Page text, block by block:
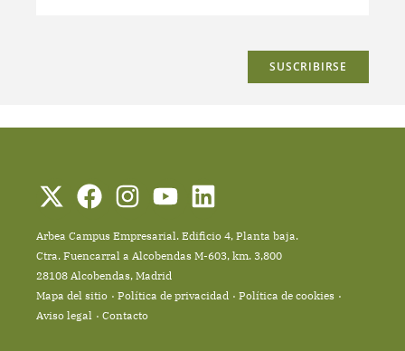
Arbea Campus Empresarial. Edificio 4, Planta baja.
Ctra. Fuencarral a Alcobendas M-603, km. 3,800
28108 Alcobendas, Madrid
Mapa del sitio
Política de privacidad
Política de cookies
Aviso legal
Contacto